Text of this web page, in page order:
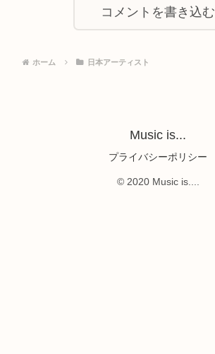
コメントを書き込む
ホーム 日本アーティスト
Music is...
プライバシーポリシー
© 2020 Music is....